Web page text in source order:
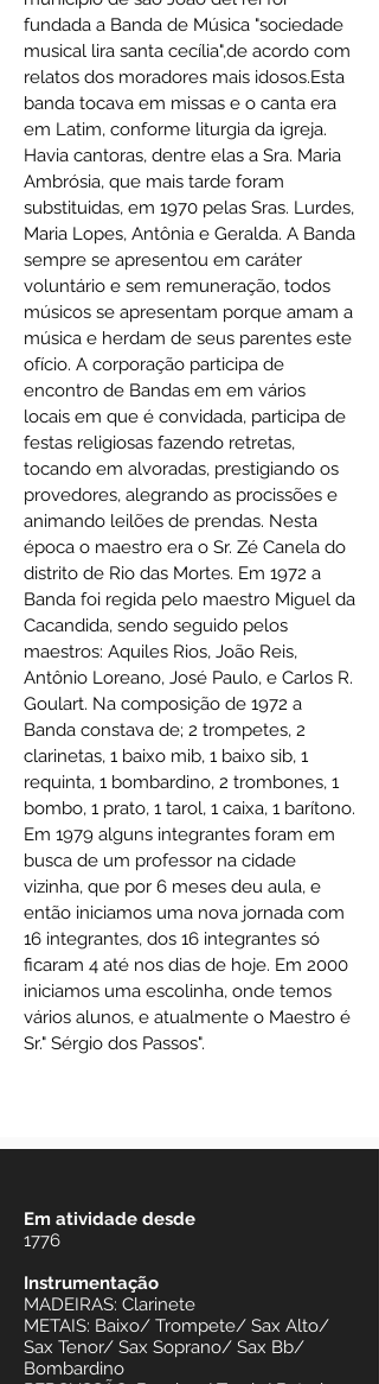
fundada a Banda de Música "sociedade
musical lira santa cecília",de acordo com
relatos dos moradores mais idosos.Esta
banda tocava em missas e o canta era
em Latim, conforme liturgia da igreja.
Havia cantoras, dentre elas a Sra. Maria
Ambrósia, que mais tarde foram
substituidas, em 1970 pelas Sras. Lurdes,
Maria Lopes, Antônia e Geralda. A Banda
sempre se apresentou em caráter
voluntário e sem remuneração, todos
músicos se apresentam porque amam a
música e herdam de seus parentes este
ofício. A corporação participa de
encontro de Bandas em em vários
locais em que é convidada, participa de
festas religiosas fazendo retretas,
tocando em alvoradas, prestigiando os
provedores, alegrando as procissões e
animando leilões de prendas. Nesta
época o maestro era o Sr. Zé Canela do
distrito de Rio das Mortes. Em 1972 a
Banda foi regida pelo maestro Miguel da
Cacandida, sendo seguido pelos
maestros: Aquiles Rios, João Reis,
Antônio Loreano, José Paulo, e Carlos R.
Goulart. Na composição de 1972 a
Banda constava de; 2 trompetes, 2
clarinetas, 1 baixo mib, 1 baixo sib, 1
requinta, 1 bombardino, 2 trombones, 1
bombo, 1 prato, 1 tarol, 1 caixa, 1 barítono.
Em 1979 alguns integrantes foram em
busca de um professor na cidade
vizinha, que por 6 meses deu aula, e
então iniciamos uma nova jornada com
16 integrantes, dos 16 integrantes só
ficaram 4 até nos dias de hoje. Em 2000
iniciamos uma escolinha, onde temos
vários alunos, e atualmente o Maestro é
Sr." Sérgio dos Passos".
Em atividade desde
1776
Instrumentação
MADEIRAS: Clarinete
METAIS: Baixo/ Trompete/ Sax Alto/
Sax Tenor/ Sax Soprano/ Sax Bb/
Bombardino